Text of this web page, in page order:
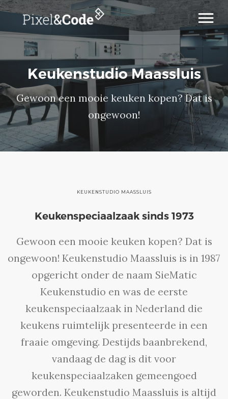
Home
Cases
Diensten
Werkwijze
Over ons
Contact
Keukenstudio Maassluis
Gewoon een mooie keuken kopen? Dat is
ongewoon!
KEUKENSTUDIO MAASSLUIS
Keukenspeciaalzaak sinds 1973
Gewoon een mooie keuken kopen? Dat is
ongewoon! Keukenstudio Maassluis is in 1987
opgericht onder de naam SieMatic
Keukenstudio en was de eerste
keukenspeciaalzaak in Nederland die
keukens ruimtelijk presenteerde in een
fraaie omgeving. Destijds baanbrekend,
vandaag de dag is dit voor
keukenspeciaalzaken gemeengoed
geworden. Keukenstudio Maassluis is altijd